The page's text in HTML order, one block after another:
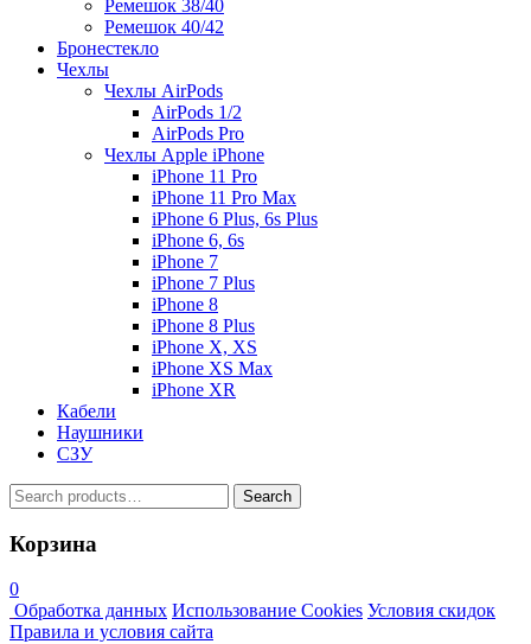
Ремешок 38/40
Ремешок 40/42
Бронестекло
Чехлы
Чехлы AirPods
AirPods 1/2
AirPods Pro
Чехлы Apple iPhone
iPhone 11 Pro
iPhone 11 Pro Max
iPhone 6 Plus, 6s Plus
iPhone 6, 6s
iPhone 7
iPhone 7 Plus
iPhone 8
iPhone 8 Plus
iPhone X, XS
iPhone XS Max
iPhone XR
Кабели
Наушники
СЗУ
Search
for:
Search
Корзина
0
Обработка данных Использование Cookies Условия скидок
Правила и условия сайта